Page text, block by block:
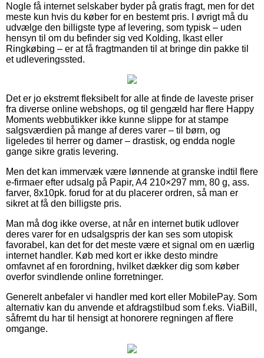
Nogle få internet selskaber byder på gratis fragt, men for det
meste kun hvis du køber for en bestemt pris. I øvrigt må du
udvælge den billigste type af levering, som typisk – uden
hensyn til om du befinder sig ved Kolding, Ikast eller
Ringkøbing – er at få fragtmanden til at bringe din pakke til
et udleveringssted.
Det er jo ekstremt fleksibelt for alle at finde de laveste priser
fra diverse online webshops, og til gengæld har flere Happy
Moments webbutikker ikke kunne slippe for at stampe
salgsværdien på mange af deres varer – til børn, og
ligeledes til herrer og damer – drastisk, og endda nogle
gange sikre gratis levering.
Men det kan immervæk være lønnende at granske indtil flere
e-firmaer efter udsalg på Papir, A4 210×297 mm, 80 g, ass.
farver, 8x10pk. forud for at du placerer ordren, så man er
sikret at få den billigste pris.
Man må dog ikke overse, at når en internet butik udlover
deres varer for en udsalgspris der kan ses som utopisk
favorabel, kan det for det meste være et signal om en uærlig
internet handler. Køb med kort er ikke desto mindre
omfavnet af en forordning, hvilket dækker dig som køber
overfor svindlende online forretninger.
Generelt anbefaler vi handler med kort eller MobilePay. Som
alternativ kan du anvende et afdragstilbud som f.eks. ViaBill,
såfremt du har til hensigt at honorere regningen af flere
omgange.